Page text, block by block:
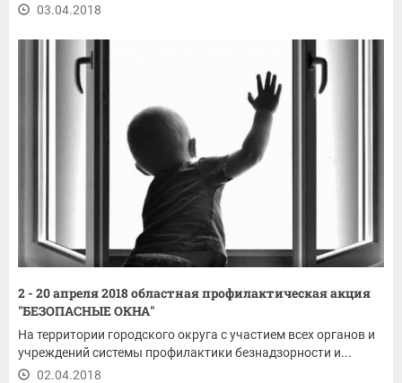
03.04.2018
2 - 20 апреля 2018 областная профилактическая акция
"БЕЗОПАСНЫЕ ОКНА"
На территории городского округа с участием всех органов и
учреждений системы профилактики безнадзорности и...
02.04.2018